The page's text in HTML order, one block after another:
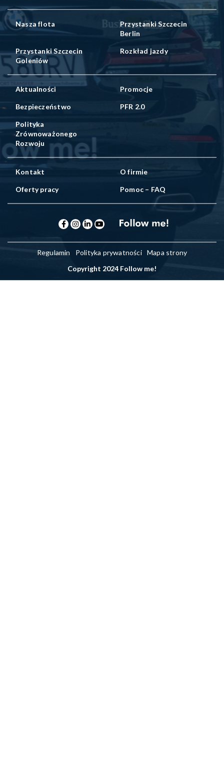
Nasza flota
Przystanki Szczecin
Berlin
Przystanki Szczecin
Goleniów
Rozkład jazdy
Aktualności Promocje
Bezpieczeństwo PFR 2.0
Polityka
Zrównoważonego
Rozwoju
Kontakt O firmie
Oferty pracy Pomoc – FAQ
Regulamin Polityka prywatności Mapa strony
Copyright 2024 Follow me!